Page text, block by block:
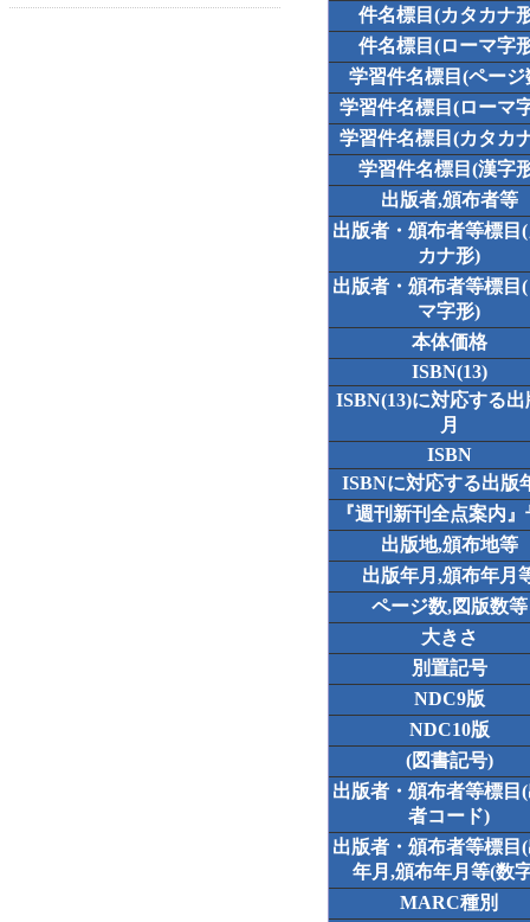
件名標目(カタカナ
件名標目(ローマ字
学習件名標目(ページ
学習件名標目(ローマ
学習件名標目(カタカ
学習件名標目(漢字
出版者,頒布者等
出版者・頒布者等標目
カナ形)
出版者・頒布者等標目
マ字形)
本体価格
ISBN(13)
ISBN(13)に対応する出
月
ISBN
ISBNに対応する出版
『週刊新刊全点案内
出版地,頒布地等
出版年月,頒布年月
ページ数,図版数等
大きさ
別置記号
NDC9版
NDC10版
(図書記号)
出版者・頒布者等標目
者コード)
出版者・頒布者等標目
年月,頒布年月等(数
MARC種別